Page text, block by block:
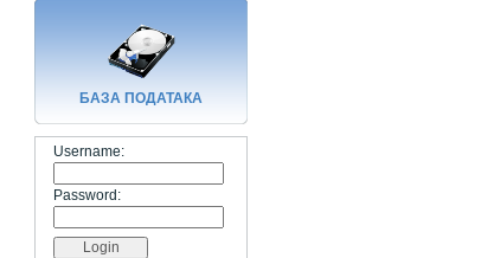
БАЗA ПОДАТАКА
Username:
Password: